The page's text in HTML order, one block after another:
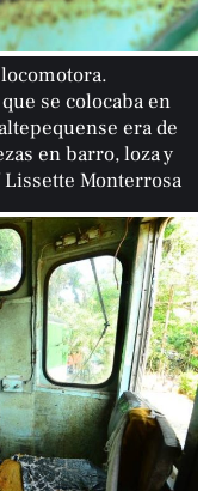
se colocaba en
era de
en barro, loza y
Lissette Monterrosa